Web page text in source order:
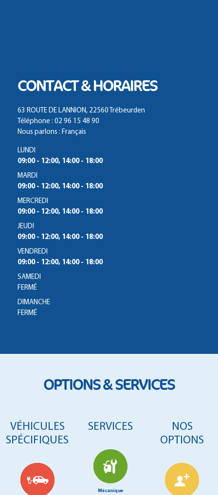
CONTACT & HORAIRES
63 ROUTE DE LANNION, 22560 Trébeurden
Téléphone : 02 96 15 48 90
Nous parlons : Français
LUNDI
09:00 - 12:00, 14:00 - 18:00
MARDI
09:00 - 12:00, 14:00 - 18:00
MERCREDI
09:00 - 12:00, 14:00 - 18:00
JEUDI
09:00 - 12:00, 14:00 - 18:00
VENDREDI
09:00 - 12:00, 14:00 - 18:00
SAMEDI
FERMÉ
DIMANCHE
FERMÉ
OPTIONS & SERVICES
VÉHICULES
SPÉCIFIQUES
SERVICES
Mécanique
NOS
OPTIONS